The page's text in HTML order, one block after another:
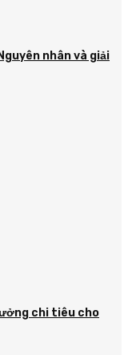
nhân và giải
chi tiêu cho